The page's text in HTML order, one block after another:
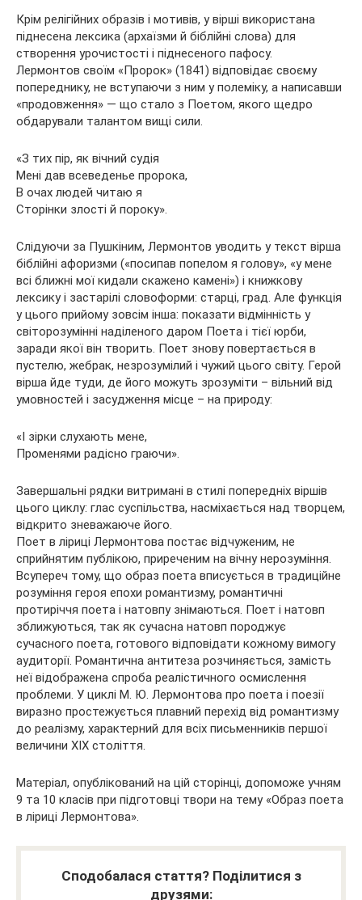
Крім релігійних образів і мотивів, у вірші використана
піднесена лексика (архаїзми й біблійні слова) для
створення урочистості і піднесеного пафосу.
Лермонтов своїм «Пророк» (1841) відповідає своєму
попереднику, не вступаючи з ним у полеміку, а написавши
«продовження» — що стало з Поетом, якого щедро
обдарували талантом вищі сили.
«З тих пір, як вічний судія
Мені дав всеведенье пророка,
В очах людей читаю я
Сторінки злості й пороку».
Слідуючи за Пушкіним, Лермонтов уводить у текст вірша
біблійні афоризми («посипав попелом я голову», «у мене
всі ближні мої кидали скажено камені») і книжкову
лексику і застарілі словоформи: старці, град. Але функція
у цього прийому зовсім інша: показати відмінність у
світорозумінні наділеного даром Поета і тієї юрби,
заради якої він творить. Поет знову повертається в
пустелю, жебрак, незрозумілий і чужий цього світу. Герой
вірша йде туди, де його можуть зрозуміти – вільний від
умовностей і засудження місце – на природу:
«І зірки слухають мене,
Променями радісно граючи».
Завершальні рядки витримані в стилі попередніх віршів
цього циклу: глас суспільства, насміхається над творцем,
відкрито зневажаюче його.
Поет в ліриці Лермонтова постає відчуженим, не
сприйнятим публікою, приреченим на вічну нерозуміння.
Всупереч тому, що образ поета вписується в традиційне
розуміння героя епохи романтизму, романтичні
протиріччя поета і натовпу знімаються. Поет і натовп
зближуються, так як сучасна натовп породжує
сучасного поета, готового відповідати кожному вимогу
аудиторії. Романтична антитеза розчиняється, замість
неї відображена спроба реалістичного осмислення
проблеми. У циклі М. Ю. Лермонтова про поета і поезії
виразно простежується плавний перехід від романтизму
до реалізму, характерний для всіх письменників першої
величини XIX століття.
Матеріал, опублікований на цій сторінці, допоможе учням
9 та 10 класів при підготовці твори на тему «Образ поета
в ліриці Лермонтова».
Сподобалася стаття? Поділитися з
друзями: